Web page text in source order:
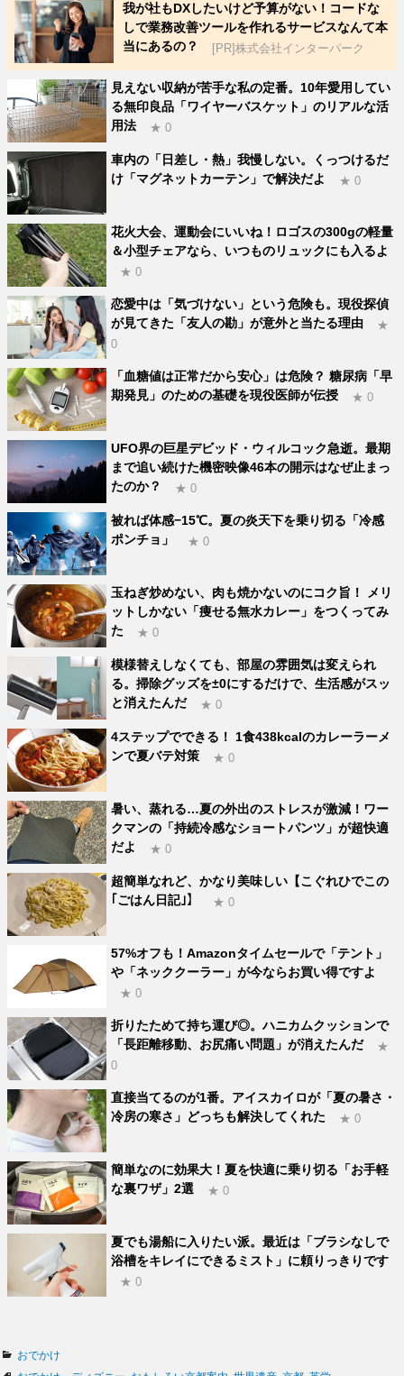
我が社もDXしたいけど予算がない！コードな
しで業務改善ツールを作れるサービスなんて本
当にあるの？
[PR]株式会社インターパーク
見えない収納が苦手な私の定番。10年愛用してい
る無印良品「ワイヤーバスケット」のリアルな活
用法
★ 0
車内の「日差し・熱」我慢しない。くっつけるだ
け「マグネットカーテン」で解決だよ
★ 0
花火大会、運動会にいいね！ロゴスの300gの軽量
＆小型チェアなら、いつものリュックにも入るよ
★ 0
恋愛中は「気づけない」という危険も。現役探偵
が見てきた「友人の勘」が意外と当たる理由
★
0
「血糖値は正常だから安心」は危険？ 糖尿病「早
期発見」のための基礎を現役医師が伝授
★ 0
UFO界の巨星デビッド・ウィルコック急逝。最期
まで追い続けた機密映像46本の開示はなぜ止まっ
たのか？
★ 0
被れば体感−15℃。夏の炎天下を乗り切る「冷感
ポンチョ」
★ 0
玉ねぎ炒めない、肉も焼かないのにコク旨！ メリ
ットしかない「痩せる無水カレー」をつくってみ
た
★ 0
模様替えしなくても、部屋の雰囲気は変えられ
る。掃除グッズを±0にするだけで、生活感がスッ
と消えたんだ
★ 0
4ステップでできる！ 1食438kcalのカレーラーメ
ンで夏バテ対策
★ 0
暑い、蒸れる…夏の外出のストレスが激減！ワー
クマンの「持続冷感なショートパンツ」が超快適
だよ
★ 0
超簡単なれど、かなり美味しい【こぐれひでこの
｢ごはん日記｣】
★ 0
57%オフも！Amazonタイムセールで「テント」
や「ネッククーラー」が今ならお買い得ですよ
★ 0
折りたためて持ち運び◎。ハニカムクッションで
「長距離移動、お尻痛い問題」が消えたんだ
★
0
直接当てるのが1番。アイスカイロが「夏の暑さ・
冷房の寒さ」どっちも解決してくれた
★ 0
簡単なのに効果大！夏を快適に乗り切る「お手軽
な裏ワザ」2選
★ 0
夏でも湯船に入りたい派。最近は「ブラシなしで
浴槽をキレイにできるミスト」に頼りっきりです
★ 0
カ
テ
おでかけ